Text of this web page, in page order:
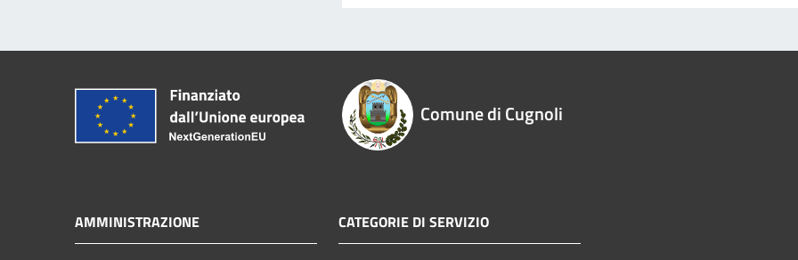
Comune di Cugnoli
AMMINISTRAZIONE CATEGORIE DI SERVIZIO